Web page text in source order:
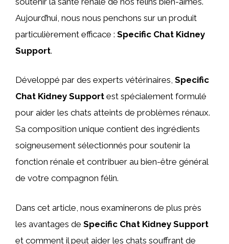
Aujourd’hui, nous nous penchons sur un produit
particulièrement efficace : Specific Chat Kidney
Support.
Développé par des experts vétérinaires, Specific
Chat Kidney Support est spécialement formulé
pour aider les chats atteints de problèmes rénaux.
Sa composition unique contient des ingrédients
soigneusement sélectionnés pour soutenir la
fonction rénale et contribuer au bien-être général
de votre compagnon félin.
Dans cet article, nous examinerons de plus près
les avantages de Specific Chat Kidney Support
et comment il peut aider les chats souffrant de